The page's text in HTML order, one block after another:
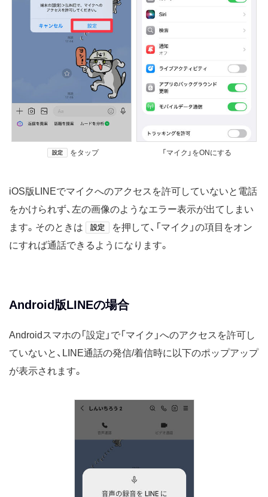
設定 をタップ 「マイク」をONにする
iOS版LINEでマイクへのアクセスを許可していないと電話
をかけられず、左の画像のようなエラー表示が出てしまい
ます。そのときは
設定
を押して、「マイク」の項目をオン
にすれば通話できるようになります。
Android版LINEの場合
Androidスマホの「設定」で「マイク」へのアクセスを許可し
ていないと、LINE通話の発信/着信時に以下のポップアップ
が表示されます。